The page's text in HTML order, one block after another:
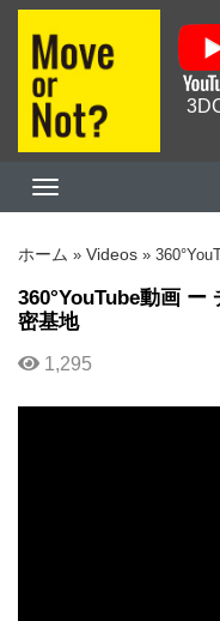
ホーム » Videos »
360°YouTube動画 ー
密基地
1,295